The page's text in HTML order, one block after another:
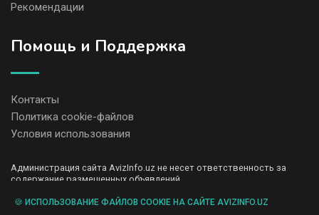
Рекомендации
Помощь и Поддержка
Контакты
Политика cookie-файлов
Условия использования
Администрация сайта AvizInfo.uz не несет ответственность за
содержание размещенных объявлений.
передаем и не продаем личную информацию зарегистрированных
🍪 ИСПОЛЬЗОВАНИЕ ФАЙЛОВ COOKIE НА САЙТЕ AVIZINFO.UZ